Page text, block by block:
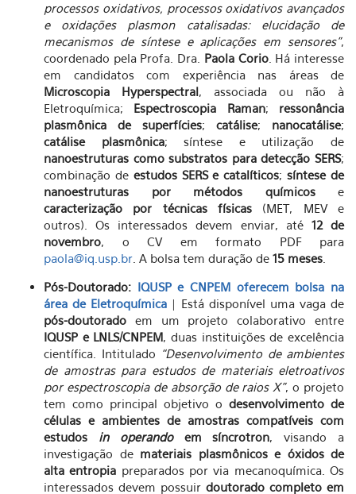
processos oxidativos, processos oxidativos avançados
e oxidações plasmon catalisadas: elucidação de
mecanismos de síntese e aplicações em sensores”,
coordenado pela Profa. Dra. Paola Corio. Há interesse
em candidatos com experiência nas áreas de
Microscopia Hyperspectral, associada ou não à
Eletroquímica; Espectroscopia Raman; ressonância
plasmônica de superfícies; catálise; nanocatálise;
catálise plasmônica; síntese e utilização de
nanoestruturas como substratos para detecção SERS;
combinação de estudos SERS e catalíticos;síntese de
nanoestruturas por métodos químicose
caracterização por técnicas físicas (MET, MEV e
outros). Os interessados devem enviar, até 12 de
novembro, o CV em formato PDF para
paola@iq.usp.br . A bolsa tem duração de 15 meses
Pós-Doutorado: IQUSP e CNPEM oferecem bolsa na
área de Eletroquímica | Está disponível uma vaga de
pós-doutorado em um projeto colaborativo entre
IQUSP e LNLS/CNPEM, duas instituições de excelência
científica. Intitulado “Desenvolvimento de ambientes
de amostras para estudos de materiais eletroativos
por espectroscopia de absorção de raios X”, o projeto
tem como principal objetivo o desenvolvimento de
células e ambientes de amostras compatíveis com
estudos in operandoem síncrotron, visando a
investigação demateriais plasmônicos e óxidos de
alta entropia preparados por via mecanoquímica. Os
interessados devem possuir doutorado completo em